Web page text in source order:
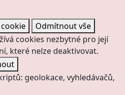
Odmítnout vše
cookies nezbytné pro její
které nelze deaktivovat.
geolokace, vyhledávačů,